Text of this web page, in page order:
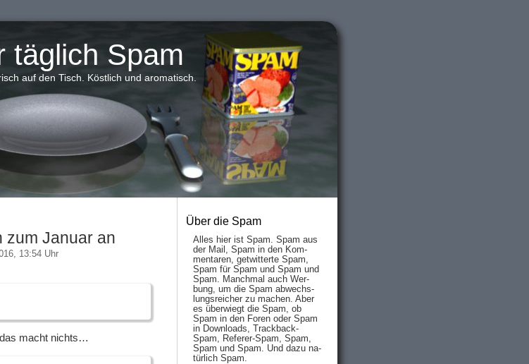
täglich Spam
auf den Tisch. Köstlich und aromatisch.
zum Januar an
13:54 Uhr
macht nichts…
Über die Spam
Alles hier ist Spam. Spam aus
der Mail, Spam in den Kom­
men­taren, ge­twit­ter­te Spam,
Spam für Spam und Spam und
Spam. Manch­mal auch Wer­
bung, um die Spam ab­wechs­
lungs­reich­er zu mach­en. Aber
es über­wiegt die Spam, ob
Spam in den Fo­ren oder Spam
in Down­loads, Track­back-
Spam, Re­fe­rer-Spam, Spam,
Spam und Spam. Und da­zu na­
tür­lich Spam.